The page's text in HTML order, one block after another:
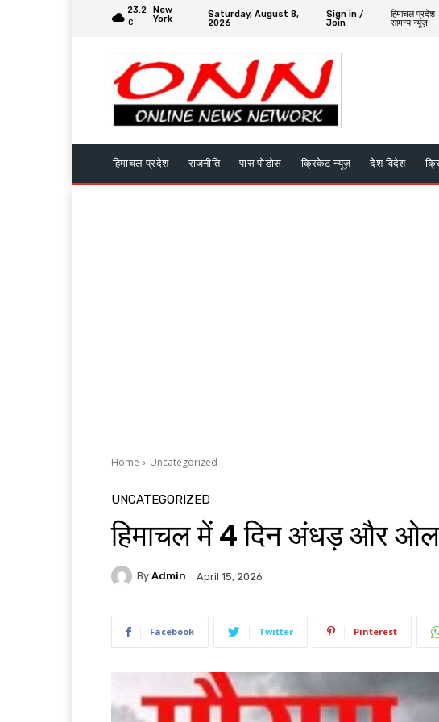
23.2
C
New
York
Saturday, August 8,
2026
Sign in /
Join
हिमाचल प्रदेश
सामन्य न्यूज़
हिमाचल प्रदेश राजनीति पास पोडोस क्रिकेट न्यूज़ देश विदेश
Home Uncategorized
UNCATEGORIZED
हिमाचल में 4 दिन अंधड़ और
By Admin April 15, 2026
Facebook Twitter Pinterest